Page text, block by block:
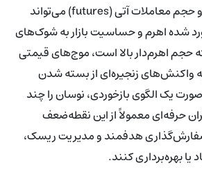
داده‌های لیکوییدیشن و حجم معاملات آتی (futures) می‌تواند
شده اهرم و حساسیت بازار به شوک‌های
اهرم‌دار بالا است، موج‌های قیمتی
واکنش‌های زنجیره‌ای از بسته شدن
یک الگوی بازخوردی، نوسان را چند
حرفه‌ای معمولاً از این نقطه‌ضعف
سفارش‌گذاری هدفمند و مدیریت ریسک،
بهره‌برداری کنند.